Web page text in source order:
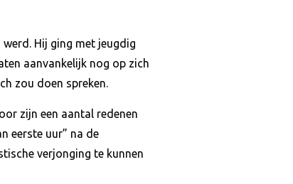
Hij ging met jeugdig
aanvankelijk nog op zich
zou doen spreken.
zijn een aantal redenen
eerste uur” na de
verjonging te kunnen